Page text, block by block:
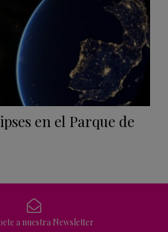
en el Parque de
a nuestra Newsletter